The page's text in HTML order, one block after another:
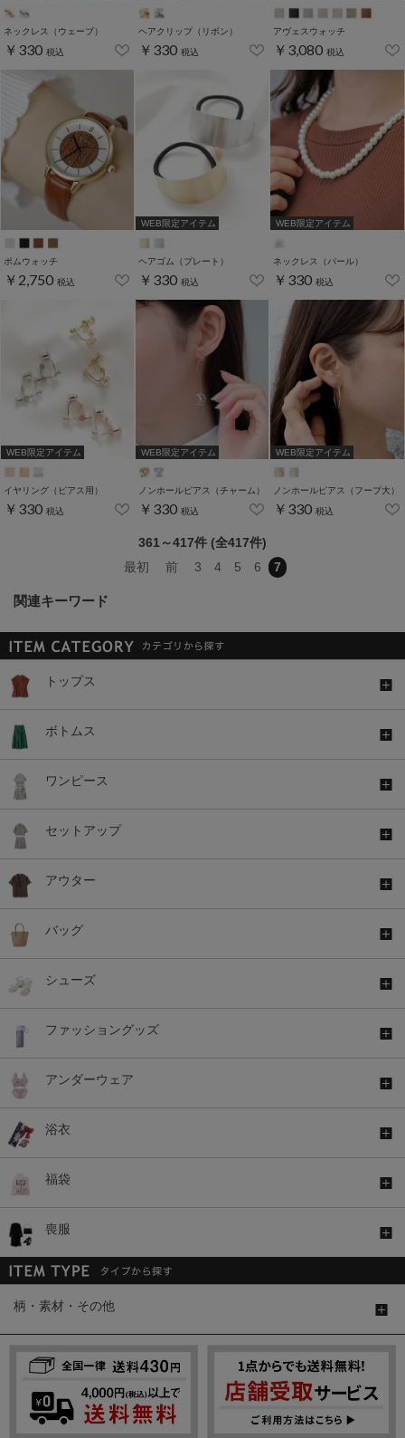
ネックレス（ウェーブ）
￥330 税込
ヘアクリップ（リボン）
￥330 税込
アヴェスウォッチ
￥3,080 税込
ポムウォッチ
￥2,750 税込
WEB限定アイテム
ヘアゴム（プレート）
￥330 税込
WEB限定アイテム
ネックレス（パール）
￥330 税込
WEB限定アイテム
イヤリング（ピアス用）
￥330 税込
WEB限定アイテム
ノンホールピアス（チャーム）
￥330 税込
WEB限定アイテム
ノンホールピアス（フープ大）
￥330 税込
361～417件 (全417件)
最初
前 3 4 5 6 7
関連キーワード
トップス
ボトムス
ワンピース
セットアップ
アウター
バッグ
シューズ
ファッショングッズ
アンダーウェア
浴衣
福袋
喪服
柄・素材・その他